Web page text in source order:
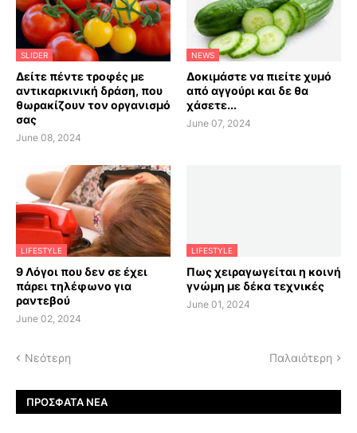
SLIDER
Δείτε πέντε τροφές με
αντικαρκινική δράση, που
θωρακίζουν τον οργανισμό
σας
June 08, 2024
NEWS
Δοκιμάστε να πιείτε χυμό
από αγγούρι και δε θα
χάσετε...
June 07, 2024
LIFESTYLE
9 Λόγοι που δεν σε έχει
πάρει τηλέφωνο για
ραντεβού
June 02, 2024
LIFESTYLE
Πως χειραγωγείται η κοινή
γνώμη με δέκα τεχνικές
June 01, 2024
Νεότερη Παλαιότερη
ΠΡΌΣΦΑΤΑ ΝΈΑ